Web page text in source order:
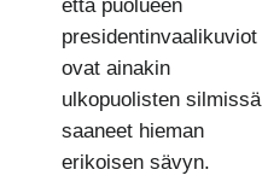
että puolueen
presidentinvaalikuviot
ovat ainakin
ulkopuolisten silmissä
saaneet hieman
erikoisen sävyn.